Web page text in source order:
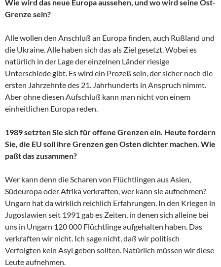
Wie wird das neue Europa aussehen, und wo wird seine Ost-
Grenze sein?
Alle wollen den Anschluß an Europa finden, auch Rußland und
die Ukraine. Alle haben sich das als Ziel gesetzt. Wobei es
natürlich in der Lage der einzelnen Länder riesige
Unterschiede gibt. Es wird ein Prozeß sein, der sicher noch die
ersten Jahrzehnte des 21. Jahrhunderts in Anspruch nimmt.
Aber ohne diesen Aufschluß kann man nicht von einem
einheitlichen Europa reden.
1989 setzten Sie sich für offene Grenzen ein. Heute fordern
Sie, die EU soll ihre Grenzen gen Osten dichter machen. Wie
paßt das zusammen?
Wer kann denn die Scharen von Flüchtlingen aus Asien,
Südeuropa oder Afrika verkraften, wer kann sie aufnehmen?
Ungarn hat da wirklich reichlich Erfahrungen. In den Kriegen in
Jugoslawien seit 1991 gab es Zeiten, in denen sich alleine bei
uns in Ungarn 120 000 Flüchtlinge aufgehalten haben. Das
verkraften wir nicht. Ich sage nicht, daß wir politisch
Verfolgten kein Asyl geben sollten. Natürlich müssen wir diese
Leute aufnehmen.